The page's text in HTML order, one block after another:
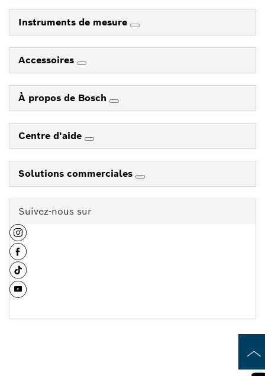
Instruments de mesure
Accessoires
À propos de Bosch
Centre d'aide
Solutions commerciales
Suivez-nous sur